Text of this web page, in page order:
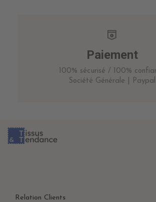
Paiement
100% sécurisé / 100%
Société Générale | Paypal
Relation Clients